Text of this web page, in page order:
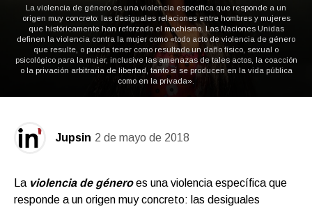
La violencia de género es una violencia específica que responde a un
origen muy concreto: las desiguales relaciones entre hombres y mujeres
que históricamente han reforzado el machismo. Las Naciones Unidas
definen la violencia contra la mujer como «todo acto de violencia de género
que resulte, o pueda tener como resultado un daño físico, sexual o
psicológico para la mujer, inclusive las amenazas de tales actos, la coacción
o la privación arbitraria de libertad, tanto si se producen en la vida pública
como en la privada».
Jupsin 2 de mayo de 2018
La violencia de género es una violencia específica que
responde a un origen muy concreto: las desiguales